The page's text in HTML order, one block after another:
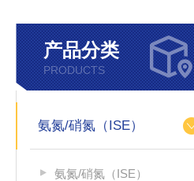
产品分类
PRODUCTS
氨氮/硝氮（ISE）
氨氮/硝氮（ISE）